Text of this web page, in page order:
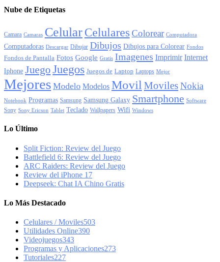
Nube de Etiquetas
Camara Camaras CelularCelularesColorear Computadora
Computadoras Descargar Dibujar Dibujos Dibujos para Colorear Fondos
Fondos de Pantalla Fotos Google Gratis Imagenes Imprimir Internet
Iphone Juego Juegos Juegos de Laptop Laptops Mejor
Mejores Modelo Modelos Movil MovilesNokia
Notebook Programas Samsung Samsung Galaxy Smartphone Software
Sony Sony Ericson Tablet Teclado Wallpapers Wifi Windows
Lo Último
Split Fiction: Review del Juego
Battlefield 6: Review del Juego
ARC Raiders: Review del Juego
Review del iPhone 17
Deepseek: Chat IA Chino Gratis
Lo Más Destacado
Celulares / Moviles503
Utilidades Online390
Videojuegos343
Programas y Aplicaciones273
Tutoriales227